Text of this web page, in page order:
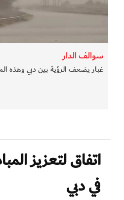
سوالف الدار
غبار يضعف الرؤية بين دبي وهذه
اتفاق لتعزيز
في دبي